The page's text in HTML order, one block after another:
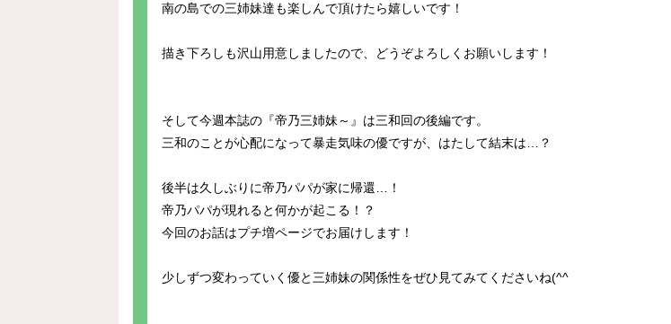
南の島での三姉妹達も楽しんで頂けたら嬉しいです！
描き下ろしも沢山用意しましたので、どうぞよろしくお願いします！
そして今週本誌の『帝乃三姉妹～』は三和回の後編です。
三和のことが心配になって暴走気味の優ですが、はたして結末は…？
後半は久しぶりに帝乃パパが家に帰還…！
帝乃パパが現れると何かが起こる！？
今回のお話はプチ増ページでお届けします！
少しずつ変わっていく優と三姉妹の関係性をぜひ見てみてくださいね(^^ゞ